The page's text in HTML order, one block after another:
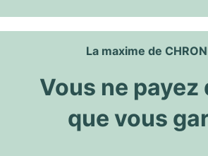
La maxime de
Vous ne payez
que vous